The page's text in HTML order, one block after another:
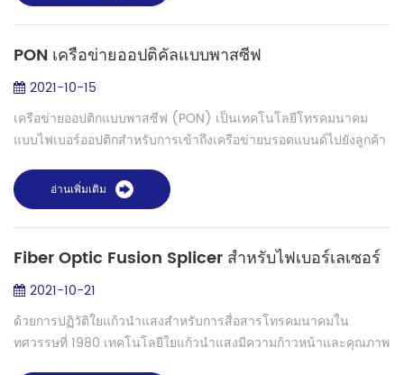
PON เครือข่ายออปติคัลแบบพาสซีฟ
2021-10-15
เครือข่ายออปติกแบบพาสซีฟ (PON) เป็นเทคโนโลยีโทรคมนาคม
แบบไฟเบอร์ออปติกสำหรับการเข้าถึงเครือข่ายบรอดแบนด์ไปยังลูกค้า
แสงเส้นเดียวให้บริการปลายทาง...
อ่านเพิ่มเติม
Fiber Optic Fusion Splicer สำหรับไฟเบอร์เลเซอร์
2021-10-21
ด้วยการปฏิวัติใยแก้วนำแสงสำหรับการสื่อสารโทรคมนาคมใน
ทศวรรษที่ 1980 เทคโนโลยีใยแก้วนำแสงมีความก้าวหน้าและคุณภาพ